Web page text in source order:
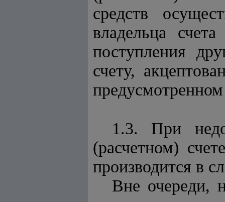
средств
владельца
поступления
счету,
предусмотренном
1.3. При
(расчетном)
производится в
Вне очереди,